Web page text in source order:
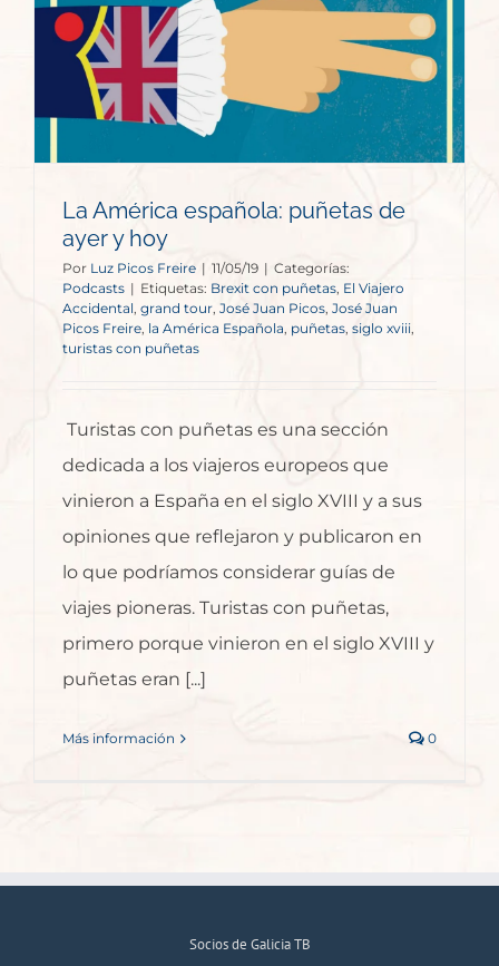
La América española: puñetas de
ayer y hoy
Por Luz Picos Freire | 11/05/19 | Categorías:
Podcasts | Etiquetas: Brexit con puñetas, El Viajero
Accidental, grand tour, José Juan Picos, José Juan
Picos Freire, la América Española, puñetas, siglo xviii,
turistas con puñetas
Turistas con puñetas es una sección
dedicada a los viajeros europeos que
vinieron a España en el siglo XVIII y a sus
opiniones que reflejaron y publicaron en
lo que podríamos considerar guías de
viajes pioneras. Turistas con puñetas,
primero porque vinieron en el siglo XVIII y
puñetas eran [...]
Más información 0
Socios de Galicia TB